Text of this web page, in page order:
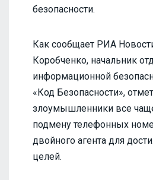
безопасности.
Как сообщает РИА
Коробченко, начальник
информационной
«Код Безопасности»,
злоумышленники все
подмену телефонных
двойного агента для
целей.